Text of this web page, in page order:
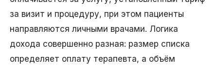
за визит и процедуру, при этом пациенты
направляются личными врачами. Логика
дохода совершенно разная: размер списка
определяет оплату терапевта, а объём